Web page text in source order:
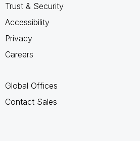
Trust & Security
Accessibility
Privacy
Careers
Global Offices
Contact Sales